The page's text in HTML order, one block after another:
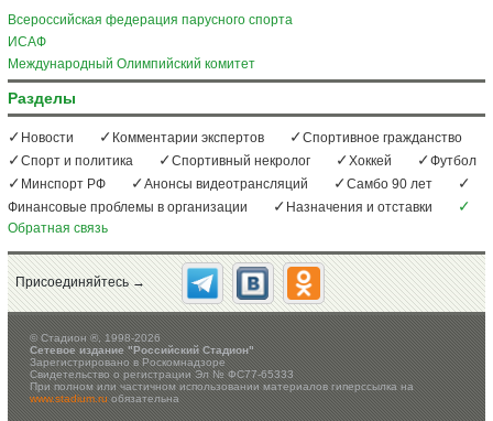
Всероссийская федерация парусного спорта
ИСАФ
Международный Олимпийский комитет
Разделы
Новости Комментарии экспертов
Спортивное гражданство
Спорт и политика
Спортивный некролог Хоккей
Футбол
Минспорт РФ
Анонсы видеотрансляций
Самбо 90 лет
Финансовые проблемы в организации
Назначения и отставки
Обратная связь
Присоединяйтесь →
©Стадион ®, 1998-2026
Сетевое издание "Российский Стадион"
Зарегистрировано в Роскомнадзоре
Свидетельство о регистрации Эл № ФС77-65333
При полном или частичном использовании материалов гиперссылка на
www.stadium.ruобязательна